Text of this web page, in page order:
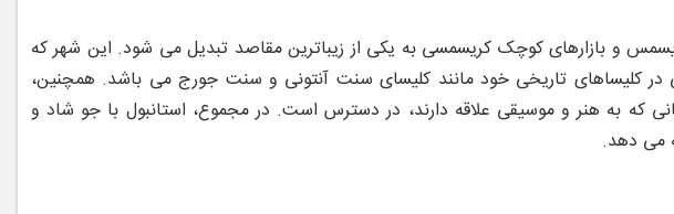
و بازارهای کوچک کریسمسی به یکی از زیباترین مقاصد تبدیل می ‌شود. این شهر که
کلیساهای تاریخی خود مانند کلیسای سنت آنتونی و سنت جورج می باشد. همچنین،
که به هنر و موسیقی علاقه دارند، در دسترس است. در مجموع، استانبول با جو شاد و
می ‌دهد.